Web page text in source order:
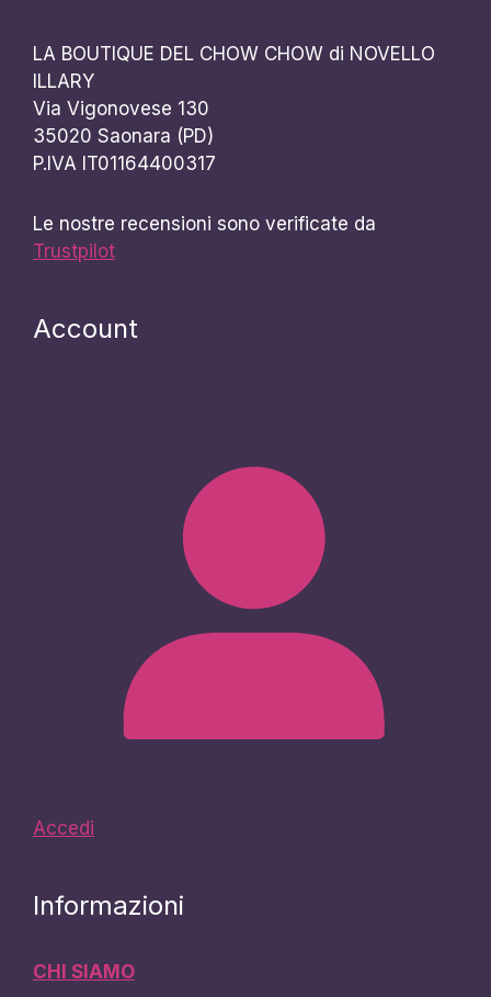
LA BOUTIQUE DEL CHOW CHOW di NOVELLO
ILLARY
Via Vigonovese 130
35020 Saonara (PD)
P.IVA IT01164400317
Le nostre recensioni sono verificate da
Trustpilot
Account
Accedi
Informazioni
CHI SIAMO